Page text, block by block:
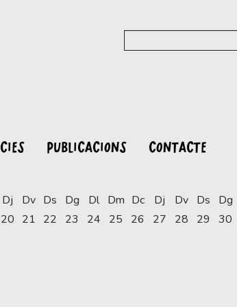
PUBLICACIONS CONTACTE
Dj
20
Dv
21
Ds
22
Dg
23
Dl
24
Dm
25
Dc
26
Dj
27
Dv
28
Ds
29
Dg
30